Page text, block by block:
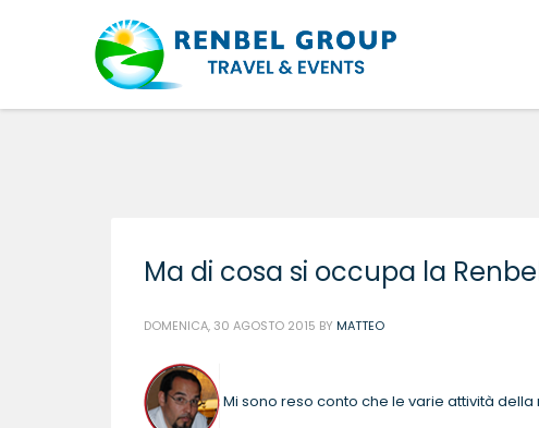
Ma di cosa si occupa la
DOMENICA, 30 AGOSTO 2015 BY MATTEO
Mi sono reso conto che le varie attività